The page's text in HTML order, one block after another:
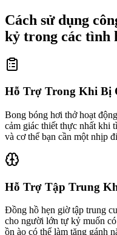
Cách sử dụng
kỷ trong các tình
Hỗ Trợ Trong Khi Bị
Bong bóng hơi thở hoạt
cảm giác thiết thực nhất khi
và cơ thể bạn cần một nhịp
Hỗ Trợ Tập Trung
Đồng hồ hẹn giờ tập trung
cho người lớn tự kỷ muốn
ồn ào có thể làm tăng gánh